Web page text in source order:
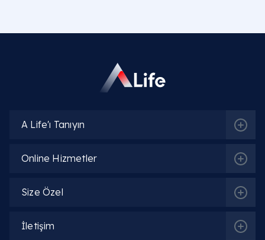
A Life'ı Tanıyın
Online Hizmetler
Size Özel
İletişim